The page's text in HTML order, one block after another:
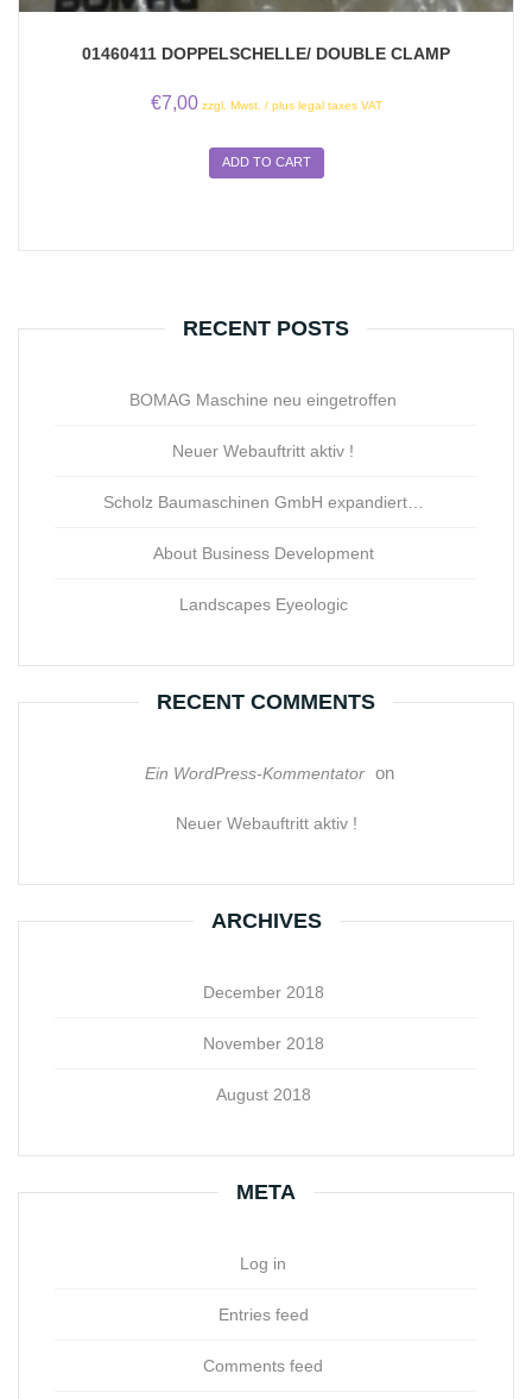
01460411 DOPPELSCHELLE/ DOUBLE CLAMP
€7,00 zzgl. Mwst. / plus legal taxes VAT
ADD TO CART
RECENT POSTS
BOMAG Maschine neu eingetroffen
Neuer Webauftritt aktiv !
Scholz Baumaschinen GmbH expandiert…
About Business Development
Landscapes Eyeologic
RECENT COMMENTS
Ein WordPress-Kommentator on
Neuer Webauftritt aktiv !
ARCHIVES
December 2018
November 2018
August 2018
META
Log in
Entries feed
Comments feed